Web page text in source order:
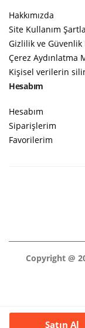
Satın Al
Hakkımızda
Site Kullanım
Gizlilik ve Güvenlik
Çerez Aydınlatma
Kişisel verilerin
Hesabım
Hesabım
Siparişlerim
Favorilerim
Copyright @